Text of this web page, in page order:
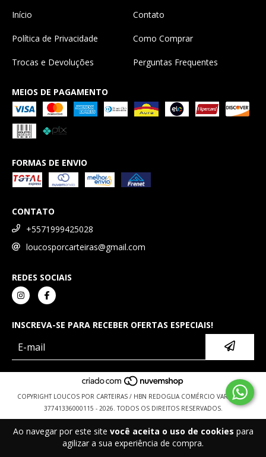
Ao navegar por este site você aceita o uso de cookies para
agilizar a sua experiência de compra.
Início
Contato
Política de Privacidade Como Comprar
Trocas e Devoluções Perguntas Frequentes
MEIOS DE PAGAMENTO
FORMAS DE ENVIO
CONTATO
+5571999425028
loucosporcarteiras@gmail.com
REDES SOCIAIS
INSCREVA-SE PARA RECEBER OFERTAS ESPECIAIS!
COPYRIGHT LOUCOS POR CARTEIRAS / HBN REDOGLIA COMÉRCIO VAREJISTA -
37741336000115 - 2026. TODOS OS DIREITOS RESERVADOS.